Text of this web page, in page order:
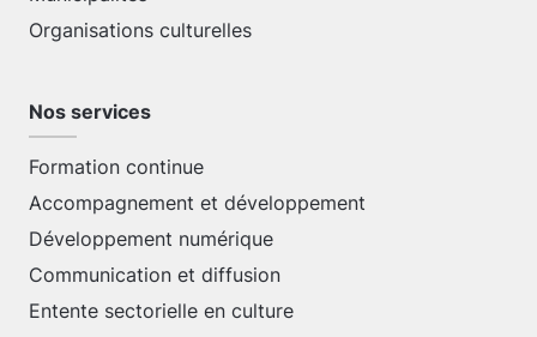
Organisations culturelles
Nos services
Formation continue
Accompagnement et développement
Développement numérique
Communication et diffusion
Entente sectorielle en culture